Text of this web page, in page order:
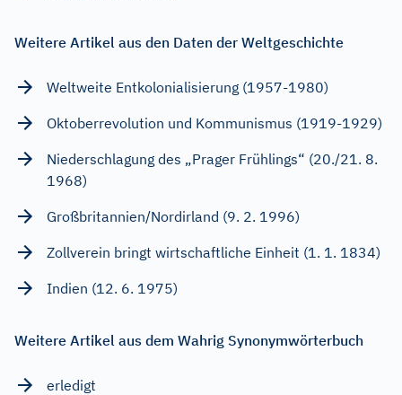
Weitere Artikel aus den Daten der Weltgeschichte
Weltweite Entkolonialisierung (1957-1980)
Oktoberrevolution und Kommunismus (1919-1929)
Niederschlagung des „Prager Frühlings“ (20./21. 8.
1968)
Großbritannien/Nordirland (9. 2. 1996)
Zollverein bringt wirtschaftliche Einheit (1. 1. 1834)
Indien (12. 6. 1975)
Weitere Artikel aus dem Wahrig Synonymwörterbuch
erledigt